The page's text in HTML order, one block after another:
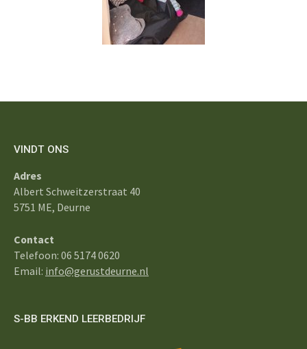
VINDT ONS
Adres
Albert Schweitzerstraat 40
5751 ME, Deurne
Contact
Telefoon: 06 5174 0620
Email: info@gerustdeurne.nl
S-BB ERKEND LEERBEDRIJF